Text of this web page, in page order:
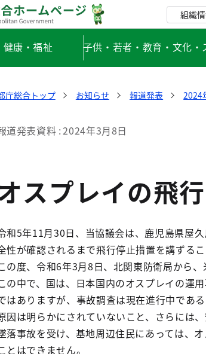
組織
康・福祉 子供・若者・教育・文化・
庁総合トップ お知らせ 報道発表 2024
道発表資料 2024年3月8日
スプレイの飛
和5年11月30日、当協議会は、鹿児島県屋
性が確認されるまで飛行停止措置を講ずる
の度、令和6年3月8日、北関東防衛局から
の中で、国は、日本国内のオスプレイの運
はありますが、事故調査は現在進行中であ
因は明らかにされていないこと、さらには
落事故を受け、基地周辺住民にあっては、
とはできません。